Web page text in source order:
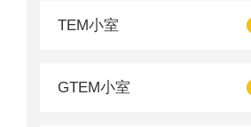
TEM小室
GTEM小室